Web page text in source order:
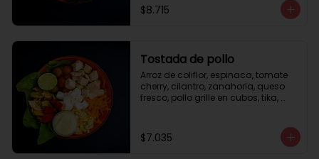
$8.715
Tostada de pollo
Arroz de coliflor, espinaca, tomate
cherry, cilantro, zanahoria, queso
fresco, pollo grille en cubos, tika,
$7.035